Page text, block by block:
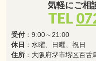
気軽にご相
TEL
受付 ：9:00～21:00
休日 ：水曜、日曜、祝日
住所 ：大阪府堺市堺区百